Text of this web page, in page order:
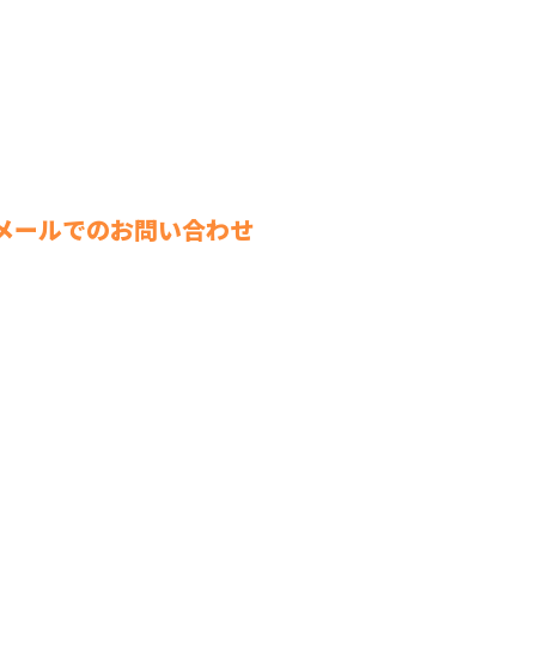
ールでのお問い合わせ